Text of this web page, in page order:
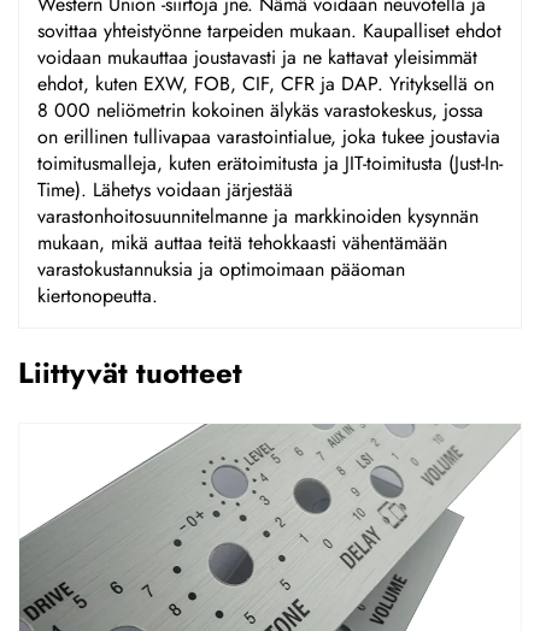
sovittaa yhteistyönne tarpeiden mukaan. Kaupalliset ehdot
voidaan mukauttaa joustavasti ja ne kattavat yleisimmät
ehdot, kuten EXW, FOB, CIF, CFR ja DAP. Yrityksellä on
8 000 neliömetrin kokoinen älykäs varastokeskus, jossa
on erillinen tullivapaa varastointialue, joka tukee joustavia
toimitusmalleja, kuten erätoimitusta ja JIT-toimitusta (Just-In-
Time). Lähetys voidaan järjestää
varastonhoitosuunnitelmanne ja markkinoiden kysynnän
mukaan, mikä auttaa teitä tehokkaasti vähentämään
varastokustannuksia ja optimoimaan pääoman
kiertonopeutta.
Liittyvät tuotteet